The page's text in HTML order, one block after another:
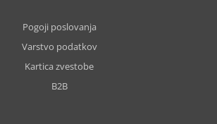
Pogoji poslovanja
Varstvo podatkov
Kartica zvestobe
B2B